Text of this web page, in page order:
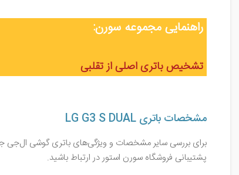
راهنمایی مجموعه سورن:
تشخیص باتری اصلی از تقلبی
مشخصات باتری LG G3 S DUAL
پشتیبانی فروشگاه سورن استور در ارتباط باشید.